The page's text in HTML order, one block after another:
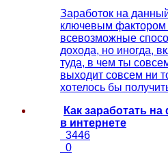
Заработок на
ключевым
всевозможные
дохода, но иногда,
туда, в чем ты
выходит совсем ни
хотелось бы
Как заработать
в интернете
3446
0